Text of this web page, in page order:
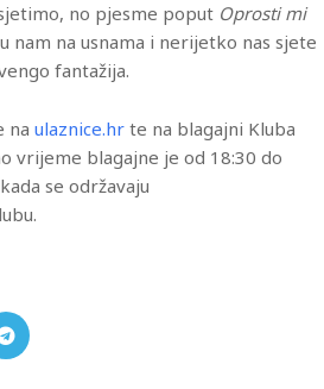
no pjesme poput Oprosti mi
nam na usnama i nerijetko nas sjete
fantažija.
na ulaznice.hr te na blagajni Kluba
vrijeme blagajne je od 18:30 do
se održavaju